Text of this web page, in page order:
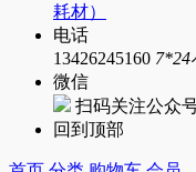
耗材）
电话
13426245160 7*24
微信
扫码关注公众
回到顶部